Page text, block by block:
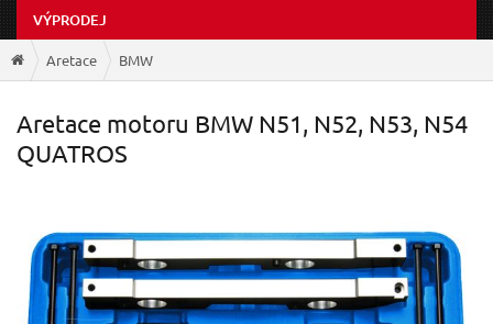
VÝPRODEJ
Aretace BMW
Aretace motoru BMW N51, N52, N53, N54
QUATROS